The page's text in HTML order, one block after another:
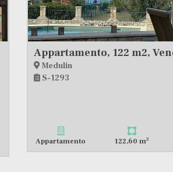
Medulin
S-1293
Appartamento 122,60 m2